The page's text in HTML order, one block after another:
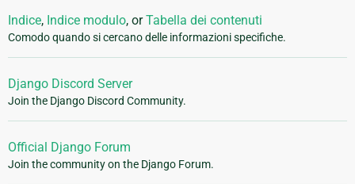
Indice, Indice modulo, orTabella dei contenuti
Comodo quando si cercano delle informazioni specifiche.
Django Discord Server
Join the Django Discord Community.
Official Django Forum
Join the community on the Django Forum.